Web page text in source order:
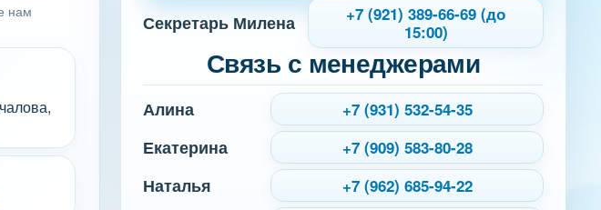
нам
Секретарь Милена
+7 (921) 389-66-69 (до
15:00)
Связь с менеджерами
Алина +7 (931) 532-54-35
Екатерина +7 (909) 583-80-28
Наталья +7 (962) 685-94-22